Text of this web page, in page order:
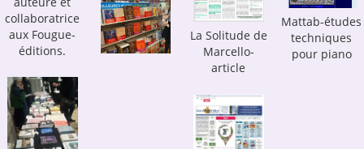
collaboratrice
aux Fougue-
éditions.
La Solitude de
Marcello-
article
Mattab-études
techniques
pour piano